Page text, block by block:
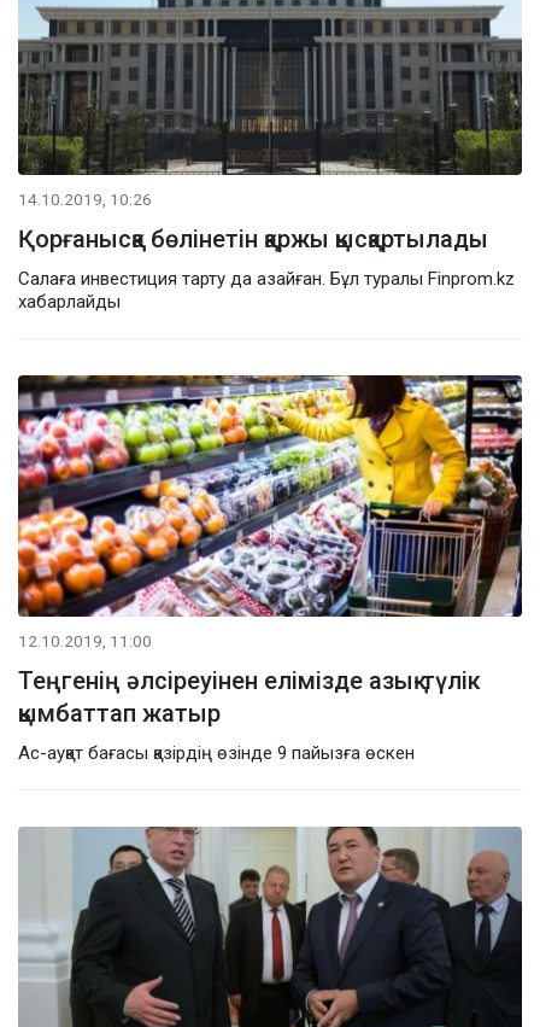
14.10.2019, 10:26
Қорғанысқа бөлінетін қаржы қысқартылады
Салаға инвестиция тарту да азайған. Бұл туралы Finprom.kz
хабарлайды
12.10.2019, 11:00
Теңгенің әлсіреуінен елімізде азық-түлік
қымбаттап жатыр
Ас-ауқат бағасы қазірдің өзінде 9 пайызға өскен